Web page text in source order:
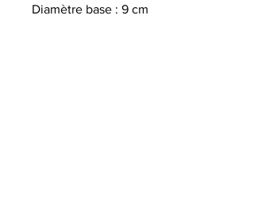
Diamètre base : 9 cm